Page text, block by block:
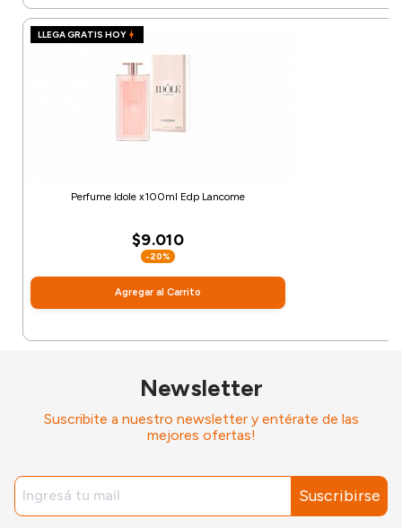
LLEGA GRATIS HOY
Perfume Idole x100ml Edp Lancome
$9.010
-20%
Agregar al Carrito
Newsletter
Suscribite a nuestro newsletter y entérate de las
mejores ofertas!
Suscribirse